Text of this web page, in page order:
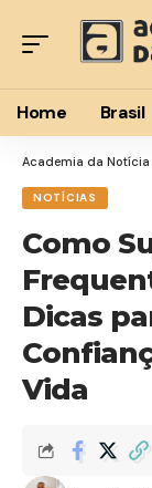
Home Brasil
Academia da Notícia
NOTÍCIAS
Como
Dicas
Vida